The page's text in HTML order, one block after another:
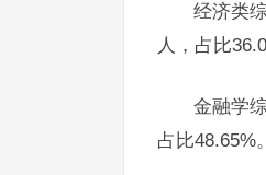
经济类
人，占比
金融学
占比48.65%